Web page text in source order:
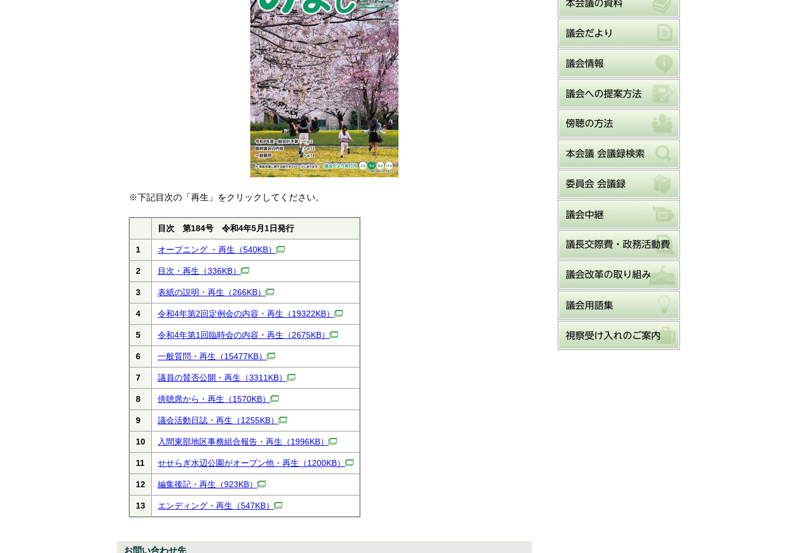
※下記目次の「再生」をクリックしてください。
目次 第184号 令和4年5月1日発行
1 オープニング ・再生 （540KB）
2 目次・再生 （336KB）
3 表紙の説明・再生 （266KB）
4 令和4年第2回定例会の内容・再生 （19322KB）
5 令和4年第1回臨時会の内容・再生 （2675KB）
6 一般質問・再生 （15477KB）
7 議員の賛否公開・再生 （3311KB）
8 傍聴席から・再生 （1570KB）
9 議会活動日誌・再生 （1255KB）
10 入間東部地区事務組合報告・再生 （1996KB）
11 せせらぎ水辺公園がオープン他・再生 （1200KB）
12 編集後記・再生 （923KB）
13 エンディング・再生 （547KB）
お問い合わせ先